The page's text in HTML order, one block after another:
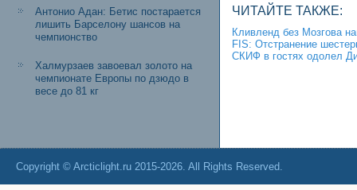
Антонио Адан: Бетис постарается
лишить Барселону шансов на
чемпионство
Халмурзаев завоевал золото на
чемпионате Европы по дзюдо в
весе до 81 кг
ЧИТАЙТЕ ТАКЖЕ:
Кливленд без Мозгова
FIS: Отстранение
СКИФ в гостях одолел
Copyright © Arcticlight.ru 2015-2026. All Rights Reserved.